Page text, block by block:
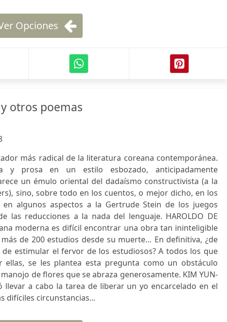
Opciones
otros poemas
más radical de la literatura coreana contemporánea.
y prosa en un estilo esbozado, anticipadamente
un émulo oriental del dadaísmo constructivista (a la
sino, sobre todo en los cuentos, o mejor dicho, en los
algunos aspectos a la Gertrude Stein de los juegos
las reducciones a la nada del lenguaje. HAROLDO DE
moderna es difícil encontrar una obra tan ininteligible
de 200 estudios desde su muerte… En definitiva, ¿de
estimular el fervor de los estudiosos? A todos los que
se les plantea esta pregunta como un obstáculo
de flores que se abraza generosamente. KIM YUN-
llevar a cabo la tarea de liberar un yo encarcelado en el
difíciles circunstancias...